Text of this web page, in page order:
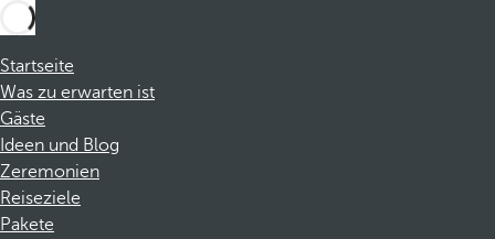
Startseite
Was zu erwarten ist
Gäste
Ideen und Blog
Zeremonien
Reiseziele
Pakete